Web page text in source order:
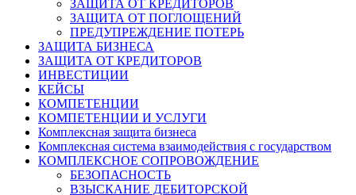
ЗАЩИТА ОТ КРЕДИТОРОВ
ЗАЩИТА ОТ ПОГЛОЩЕНИЙ
ПРЕДУПРЕЖДЕНИЕ ПОТЕРЬ
ЗАЩИТА БИЗНЕСА
ЗАЩИТА ОТ КРЕДИТОРОВ
ИНВЕСТИЦИИ
КЕЙСЫ
КОМПЕТЕНЦИИ
КОМПЕТЕНЦИИ И УСЛУГИ
Комплексная защита бизнеса
Комплексная система взаимодействия с государством
КОМПЛЕКСНОЕ СОПРОВОЖДЕНИЕ
БЕЗОПАСНОСТЬ
ВЗЫСКАНИЕ ДЕБИТОРСКОЙ